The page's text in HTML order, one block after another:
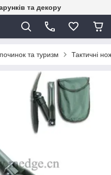
та декору
та туризм Тактичні